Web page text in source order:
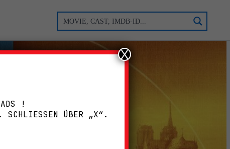
!
SCHLIESSEN ÜBER „X“.
X